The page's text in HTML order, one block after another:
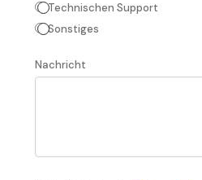
Technischen Support
Sonstiges
Nachricht